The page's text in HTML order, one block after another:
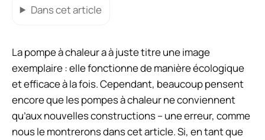
Dans cet article
La pompe à chaleur a à juste titre une image
exemplaire : elle fonctionne de manière écologique
et efficace à la fois. Cependant, beaucoup pensent
encore que les pompes à chaleur ne conviennent
qu’aux nouvelles constructions – une erreur, comme
nous le montrerons dans cet article. Si, en tant que